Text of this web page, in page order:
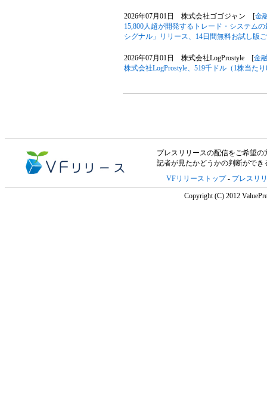
2026年07月01日 株式会社ゴゴジャン [金
15,800人超が開発するトレード・システム
シグナル」リリース、14日間無料お試し版
2026年07月01日 株式会社LogProstyle [金
株式会社LogProstyle、519千ドル（1株当た
プレスリリースの配信をご希望の
記者が見たかどうかの判断がで
VFリリーストップ- プレスリ
Copyright (C) 2012